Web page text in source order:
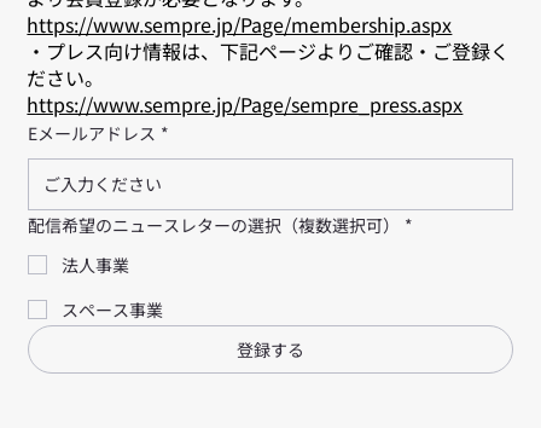
https://www.sempre.jp/Page/membership.aspx
・プレス向け情報は、下記ページよりご確認・ご登録く
ださい。
https://www.sempre.jp/Page/sempre_press.aspx
Eメールアドレス *
配信希望のニュースレターの選択（複数選択可）
*
法人事業
スペース事業
登録する